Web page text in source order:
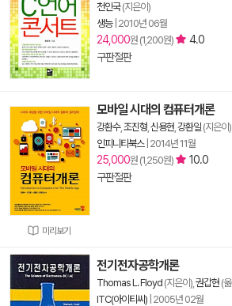
천인국(지은이)
생능| 2010년 06월
24,000원 (1,200원)
4.0
구판절판
미리보기
모바일 시대의 컴퓨터개론
강환수, 조진형 신용현 강환일 (지은이)
인피니티북스| 2014년 11월
25,000원 (1,250원)
10.0
구판절판
전기전자공학개론
Thomas L. Floyd (지은이), 권갑현 (
ITC(아이티씨) 2005년 02월